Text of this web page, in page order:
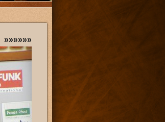
»»»»»»